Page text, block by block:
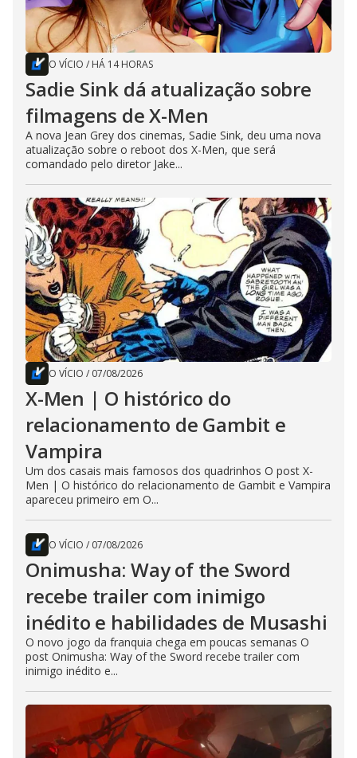
O VÍCIO / HÁ 14 HORAS
Sadie Sink dá atualização sobre
filmagens de X-Men
A nova Jean Grey dos cinemas, Sadie Sink, deu uma nova
atualização sobre o reboot dos X-Men, que será
comandado pelo diretor Jake...
O VÍCIO / 07/08/2026
X-Men | O histórico do
relacionamento de Gambit e
Vampira
Um dos casais mais famosos dos quadrinhos O post X-
Men | O histórico do relacionamento de Gambit e Vampira
apareceu primeiro em O...
O VÍCIO / 07/08/2026
Onimusha: Way of the Sword
recebe trailer com inimigo
inédito e habilidades de Musashi
O novo jogo da franquia chega em poucas semanas O
post Onimusha: Way of the Sword recebe trailer com
inimigo inédito e...